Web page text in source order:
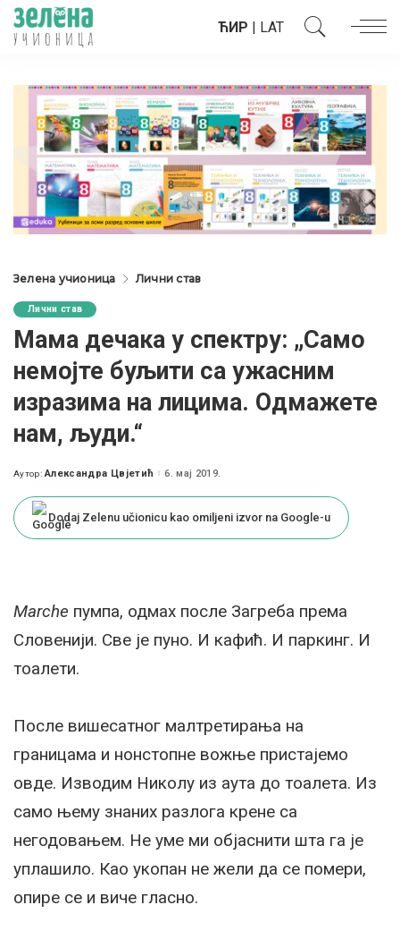
ЋИР | LAT
Зелена учионица Лични став
Лични став
Мама дечака у спектру: „Само
немојте буљити са ужасним
изразима на лицима. Одмажете
нам, људи.“
Posted
Аутор: Александра Цвјетић 6. мај 2019.
Dodaj Zelenu učionicu kao omiljeni izvor na Google-u
Marche пумпа, одмах после Загреба према
Словенији. Све је пуно. И кафић. И паркинг. И
тоалети.
После вишесатног малтретирања на
границама и нонстопне вожње пристајемо
овде. Изводим Николу из аута до тоалета. Из
само њему знаних разлога крене са
негодовањем. Не уме ми објаснити шта га је
уплашило. Као укопан не жели да се помери,
опире се и виче гласно.